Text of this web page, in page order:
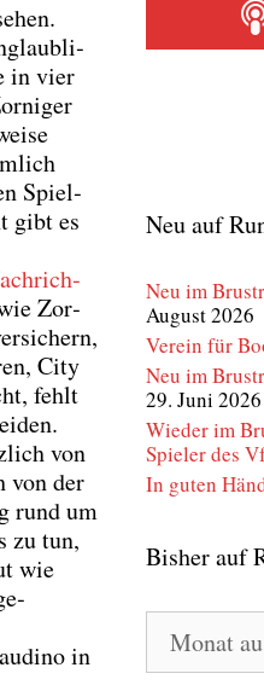
in vier
Spiel­
gibt es
Zor­
City
fehlt
von
von der
rund um
zu tun,
wie
in
Neu auf
Neu im
August 2026
Verein für
Neu im
29. Juni 2026
Wieder im
Spieler des
In guten
Bisher auf
Bisher
auf
Rund